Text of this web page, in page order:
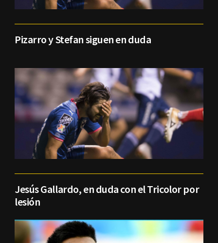
Pizarro y Stefan siguen en duda
Jesús Gallardo, en duda con el Tricolor por
lesión